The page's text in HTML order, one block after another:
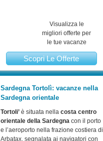
Visualizza le
migliori offerte per
le tue vacanze
Scopri Le Offerte
Sardegna Tortolì: vacanze nella
Sardegna orientale
Tortoli’è situata nella costa centro
orientale della Sardegnacon il porto
e l’aeroporto nella frazione costiera di
Arbatax, segnalata ai navigatori con